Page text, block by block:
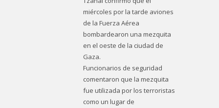
miércoles por la tarde aviones
de la Fuerza Aérea
bombardearon una mezquita
en el oeste de la ciudad de
Gaza.
Funcionarios de seguridad
comentaron que la mezquita
fue utilizada por los terroristas
como un lugar de